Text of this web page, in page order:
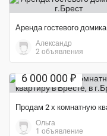
Аренда гостевого домика
Александр
2 объявления
6 000 000 ₽
Ольга
1 объявление